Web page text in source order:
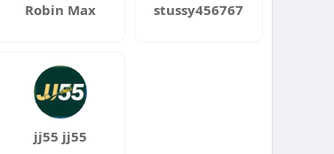
Robin Max stussy456767
jj55 jj55